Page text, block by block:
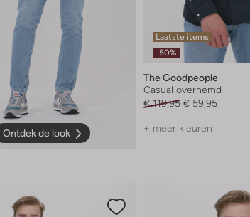
Ontdek de look
Laatste items
-50%
The Goodpeople
Casual overhemd
€ 119,95 € 59,95
+ meer kleuren